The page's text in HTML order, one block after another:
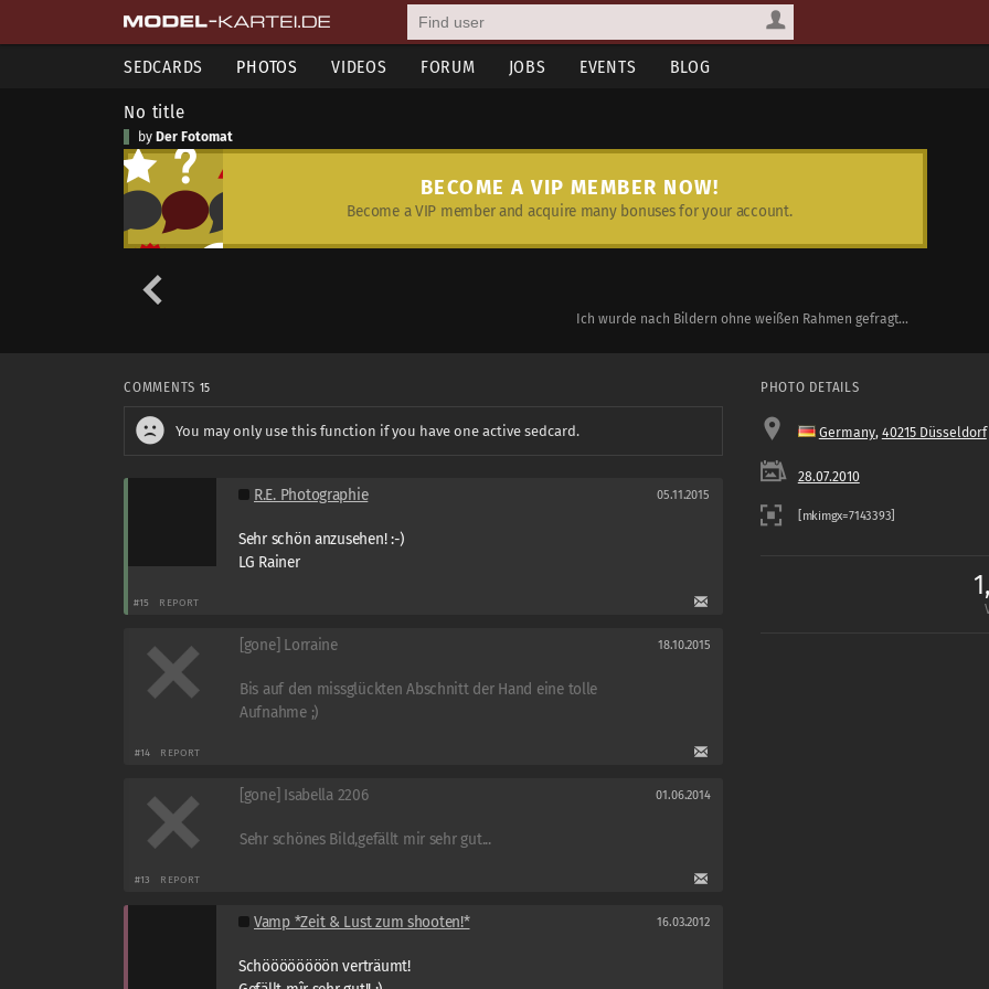
SEDCARDS PHOTOS VIDEOS FORUM JOBS EVENTS BLOG
No title
by Der Fotomat
BECOME A VIP MEMBER NOW!
Become a VIP member and acquire many bonuses for your account.
Ich wurde nach Bildern ohne weißen Rahmen gefragt...
COMMENTS 15
You may only use this function if you have one active sedcard.
R.E. Photographie 05.11.2015
Sehr schön anzusehen! :-)
LG Rainer
#15 REPORT
[gone] Lorraine 18.10.2015
Bis auf den missglückten Abschnitt der Hand eine tolle
Aufnahme ;)
#14 REPORT
[gone] Isabella 2206 01.06.2014
Sehr schönes Bild,gefällt mir sehr gut...
#13 REPORT
Vamp *Zeit & Lust zum shooten!* 16.03.2012
Schöööööööön verträumt!
PHOTO DETAILS
Germany, 40215 Düsseldorf
28.07.2010